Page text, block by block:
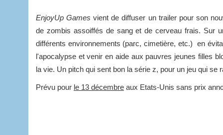
EnjoyUp Games vient de diffuser un trailer pour son
de zombis assoiffés de sang et de cerveau frais. Sur
différents environnements (parc, cimetière, etc.) en
l'apocalypse et venir en aide aux pauvres jeunes filles
la vie. Un pitch qui sent bon la série z, pour un jeu qui
Prévu pour le 13 décembre aux Etats-Unis sans prix